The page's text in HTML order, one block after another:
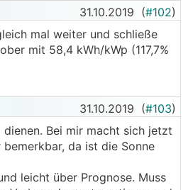
31.10.2019 (#102)
mal weiter und schließe
mit 58,4 kWh/kWp (117,7%
31.10.2019 (#103)
Bei mir macht sich jetzt
da ist die Sonne
leicht über Prognose. Muss